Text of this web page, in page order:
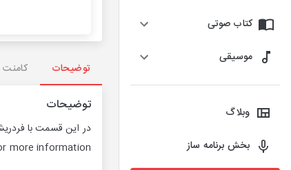
کتاب صوتی
موسیقی
وبلاگ
بخش برنامه ساز
توضیحات
توضیحات
در این قسمت با
more information.